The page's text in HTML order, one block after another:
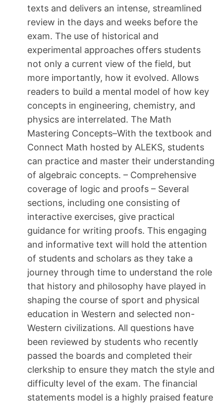
texts and delivers an intense, streamlined
review in the days and weeks before the
exam. The use of historical and
experimental approaches offers students
not only a current view of the field, but
more importantly, how it evolved. Allows
readers to build a mental model of how key
concepts in engineering, chemistry, and
physics are interrelated. The Math
Mastering Concepts–With the textbook and
Connect Math hosted by ALEKS, students
can practice and master their understanding
of algebraic concepts. – Comprehensive
coverage of logic and proofs – Several
sections, including one consisting of
interactive exercises, give practical
guidance for writing proofs. This engaging
and informative text will hold the attention
of students and scholars as they take a
journey through time to understand the role
that history and philosophy have played in
shaping the course of sport and physical
education in Western and selected non-
Western civilizations. All questions have
been reviewed by students who recently
passed the boards and completed their
clerkship to ensure they match the style and
difficulty level of the exam. The financial
statements model is a highly praised feature